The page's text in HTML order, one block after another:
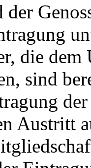
der
die dem
sind
Austritt